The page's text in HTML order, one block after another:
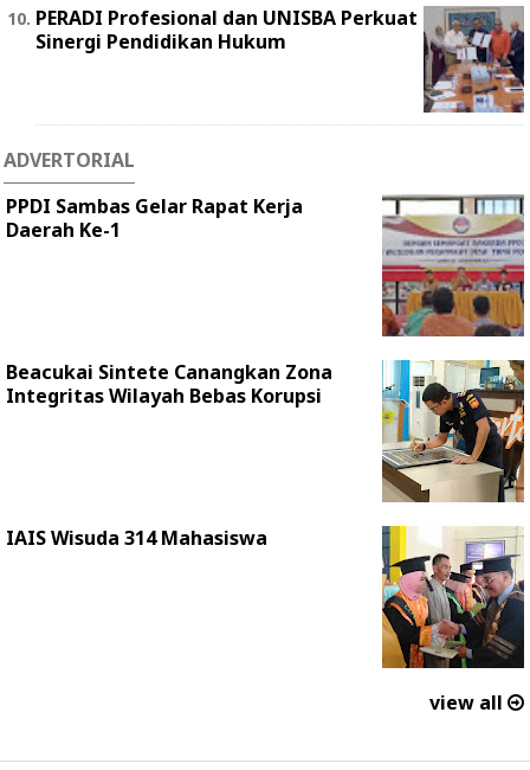
PERADI Profesional dan UNISBA Perkuat
Sinergi Pendidikan Hukum
ADVERTORIAL
PPDI Sambas Gelar Rapat Kerja
Daerah Ke-1
Beacukai Sintete Canangkan Zona
Integritas Wilayah Bebas Korupsi
IAIS Wisuda 314 Mahasiswa
view all